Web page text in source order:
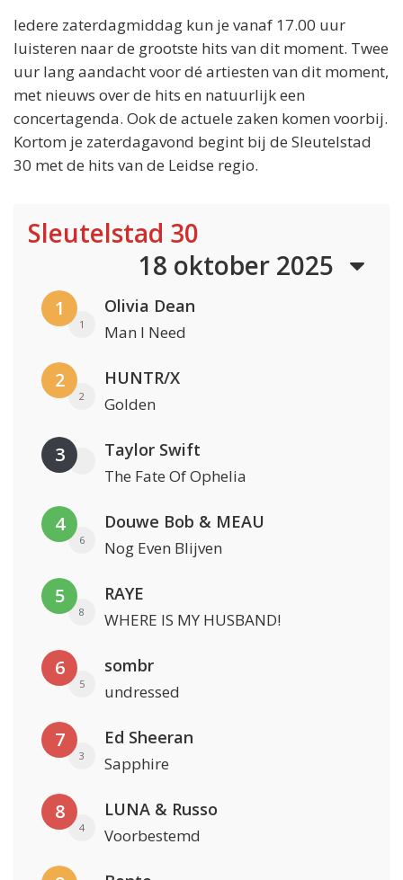
Iedere zaterdagmiddag kun je vanaf 17.00 uur
luisteren naar de grootste hits van dit moment. Twee
uur lang aandacht voor dé artiesten van dit moment,
met nieuws over de hits en natuurlijk een
concertagenda. Ook de actuele zaken komen voorbij.
Kortom je zaterdagavond begint bij de Sleutelstad
30 met de hits van de Leidse regio.
Sleutelstad 30
18 oktober 2025
1
1
Olivia Dean
Man I Need
2
2
HUNTR/X
Golden
3 Taylor Swift
The Fate Of Ophelia
4
6
Douwe Bob & MEAU
Nog Even Blijven
5
8
RAYE
WHERE IS MY HUSBAND!
6
5
sombr
undressed
7
3
Ed Sheeran
Sapphire
8
4
LUNA & Russo
Voorbestemd